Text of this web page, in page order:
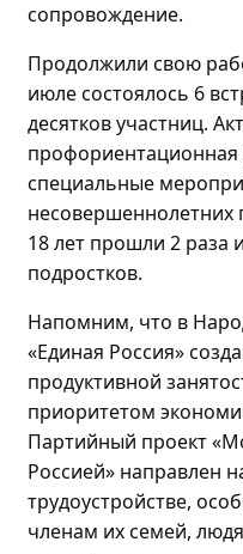
сопровождение.
Продолжили свою
июле состоялось 6
десятков участниц.
профориентационная
специальные
несовершеннолетних
18 лет прошли 2 раза
подростков.
Напомним, что в
«Единая Россия»
продуктивной
приоритетом
Партийный проект
Россией» направлен
трудоустройстве,
членам их семей,